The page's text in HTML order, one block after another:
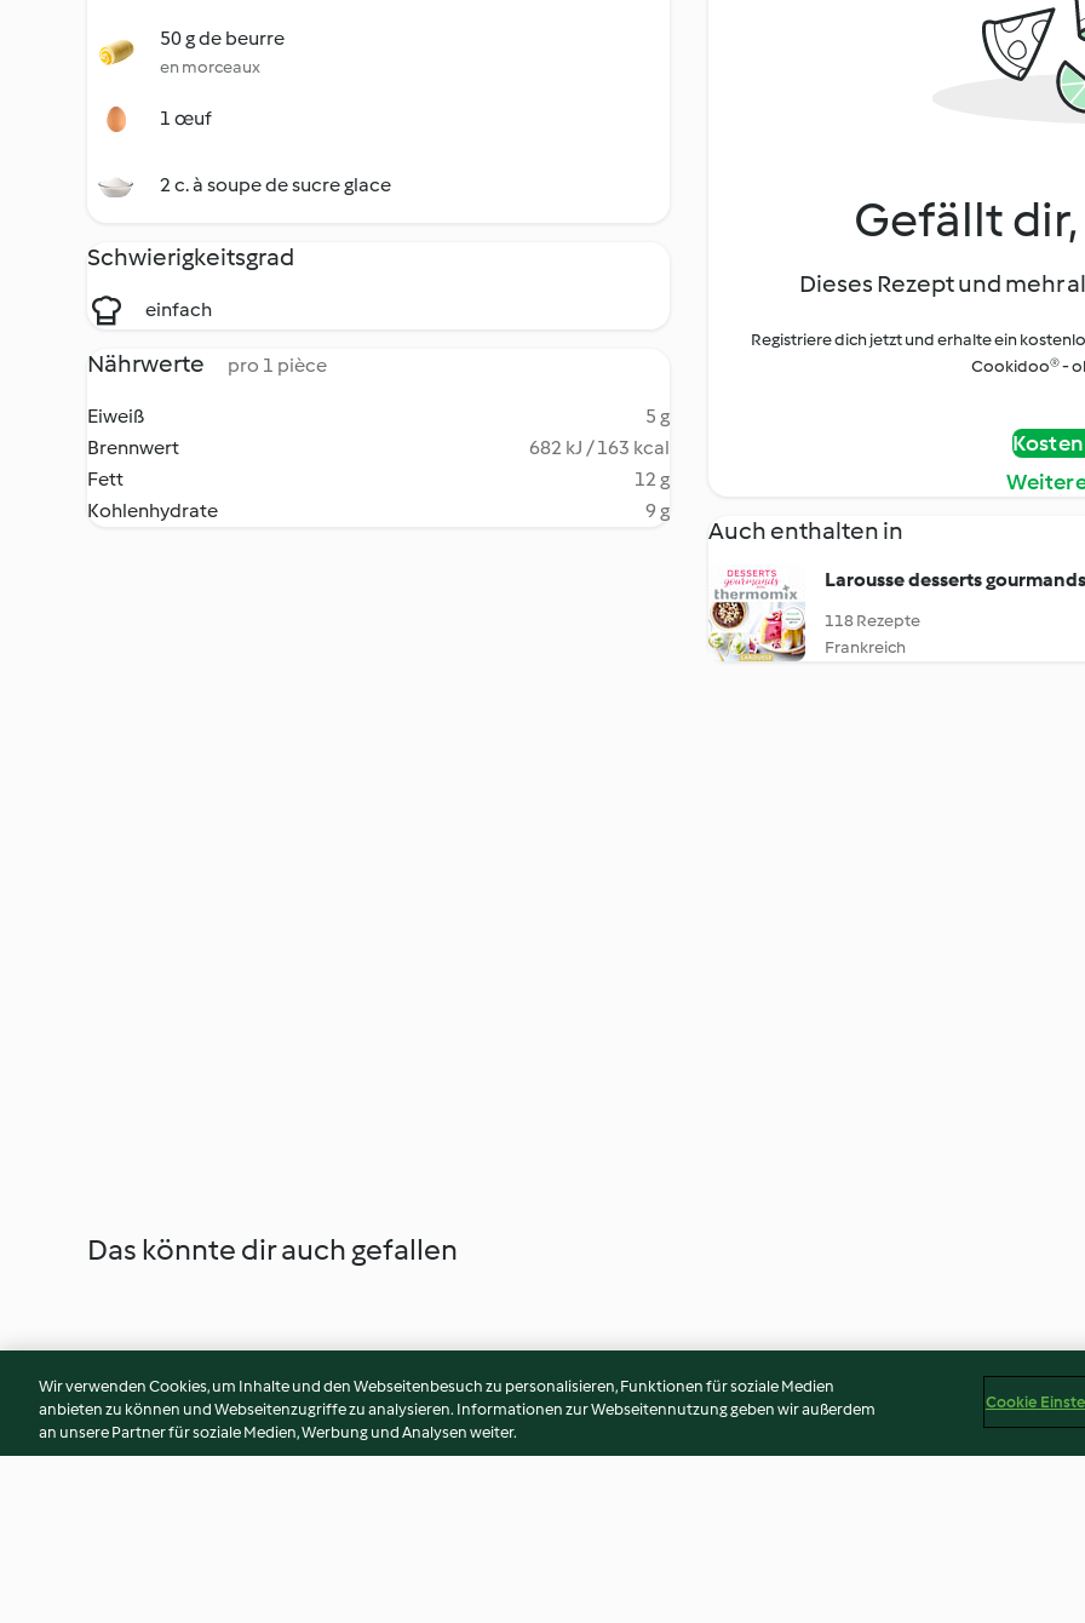
50 g de beurre
en morceaux
1 œuf
2 c. à soupe de sucre glace
Schwierigkeitsgrad
einfach
Nährwerte pro 1 pièce
Eiweiß
5 g
Brennwert
682 kJ / 163 kcal
Fett
12 g
Kohlenhydrate
9 g
Gefällt
Dieses Rezept und mehr
Registriere dich jetzt und erhalte ein
Cookidoo® -
Auch enthalten in
Larousse desserts
118 Rezepte
Frankreich
Das könnte dir auch gefallen
Wir verwenden Cookies, um Inhalte und den Webseitenbesuch zu personalisieren, Funktionen für soziale Medien
anbieten zu können und Webseitenzugriffe zu analysieren. Informationen zur Webseitennutzung geben wir außerdem
an unsere Partner für soziale Medien, Werbung und Analysen weiter.
Cookie